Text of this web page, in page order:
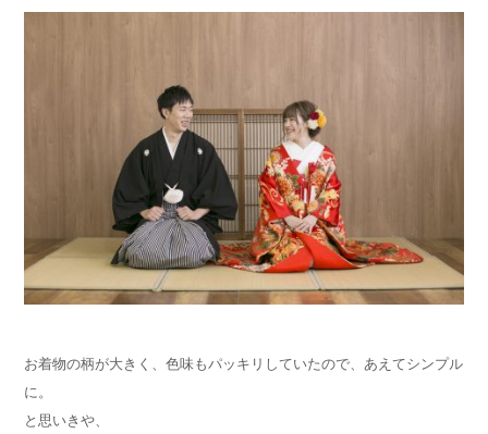
お着物の柄が大きく、色味もパッキリしていたので、あえてシンプル
に。
と思いきや、